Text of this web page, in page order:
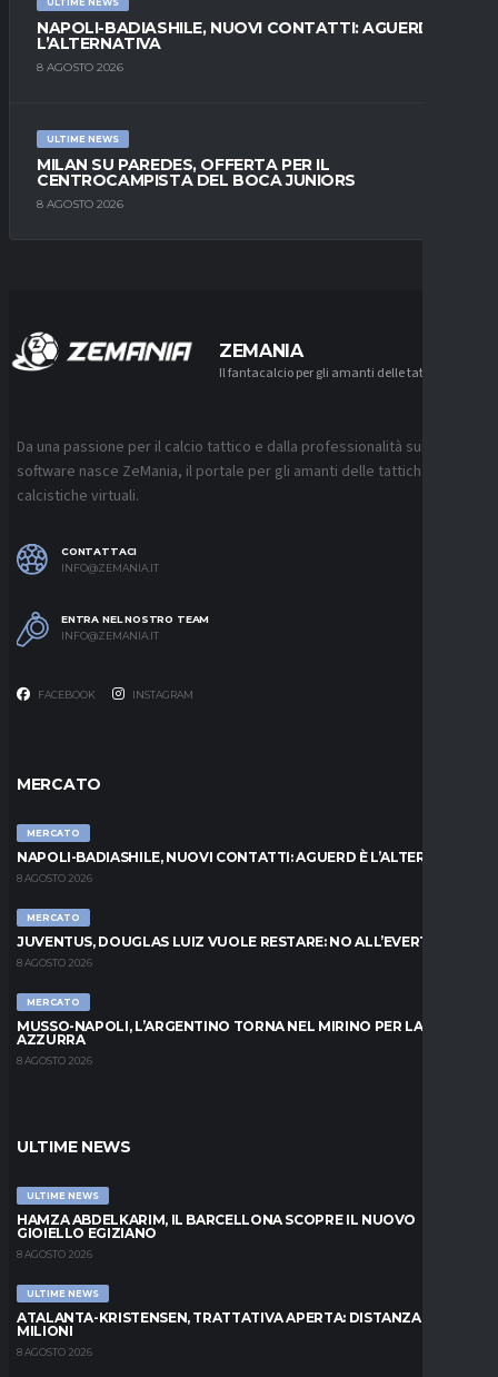
ULTIME NEWS
NAPOLI-BADIASHILE, NUOVI CONTATTI: AGUERD È
L’ALTERNATIVA
8 AGOSTO 2026
ULTIME NEWS
MILAN SU PAREDES, OFFERTA PER IL
CENTROCAMPISTA DEL BOCA JUNIORS
8 AGOSTO 2026
ZEMANIA
Il fantacalcio per gli amanti delle tattiche
Da una passione per il calcio tattico e dalla professionalità sui
software nasce ZeMania, il portale per gli amanti delle tattiche
calcistiche virtuali.
CONTATTACI
INFO@ZEMANIA.IT
ENTRA NEL NOSTRO TEAM
INFO@ZEMANIA.IT
FACEBOOK INSTAGRAM
MERCATO
MERCATO
NAPOLI-BADIASHILE, NUOVI CONTATTI: AGUERD È L’ALTERNATIVA
8 AGOSTO 2026
MERCATO
JUVENTUS, DOUGLAS LUIZ VUOLE RESTARE: NO ALL’EVERTON
8 AGOSTO 2026
MERCATO
MUSSO-NAPOLI, L’ARGENTINO TORNA NEL MIRINO PER LA PORTA
AZZURRA
8 AGOSTO 2026
ULTIME NEWS
ULTIME NEWS
HAMZA ABDELKARIM, IL BARCELLONA SCOPRE IL NUOVO
GIOIELLO EGIZIANO
8 AGOSTO 2026
ULTIME NEWS
ATALANTA-KRISTENSEN, TRATTATIVA APERTA: DISTANZA DI 5
MILIONI
8 AGOSTO 2026